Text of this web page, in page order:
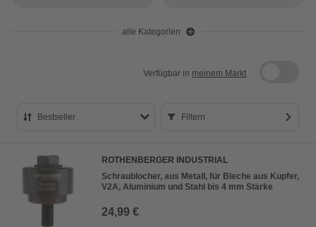
alle Kategorien
Verfügbar in meinem Markt
Bestseller
Preis aufsteigend
Preis absteigend
Bewertung
Filtern
ROTHENBERGER INDUSTRIAL
Schraublocher, aus Metall, für Bleche aus Kupfer,
V2A, Aluminium und Stahl bis 4 mm Stärke
24,99 €